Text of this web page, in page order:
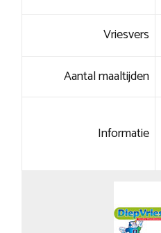
Vriesvers
Aantal maaltijden
Informatie